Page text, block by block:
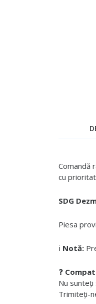
Comandă
cu
SDG
Piesa
ℹ️ Notă:
❓
Nu
Trimiteți-